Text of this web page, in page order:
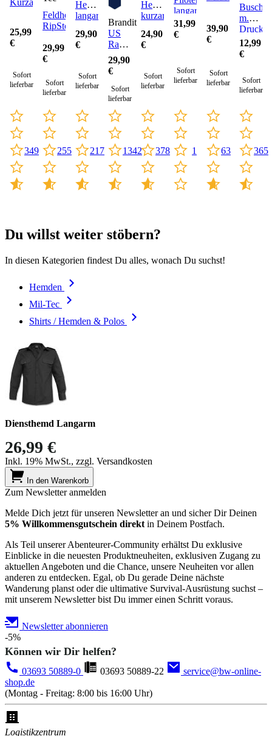
Kurzarm
25,99
€
Sofort
lieferbar
349
Feldhemd
RipStop
29,99
€
Sofort
lieferbar
255
Hemd
langarm
29,90
€
Sofort
lieferbar
217
Brandit
US
Ranger
Hose
29,90
€
Sofort
lieferbar
1342
Hemd
kurzarm
24,90
€
Sofort
lieferbar
378
langarm
31,99
€
Sofort
lieferbar
1
39,90
€
Sofort
lieferbar
63
m.
12,99
€
Sofort
lieferbar
365
Du willst weiter stöbern?
In diesen Kategorien findest Du alles, wonach Du suchst!
Hemden
Mil-Tec
Shirts / Hemden & Polos
Diensthemd Langarm
26,99 €
Inkl. 19% MwSt., zzgl. Versandkosten
In den Warenkorb
Zum Newsletter anmelden
Melde Dich jetzt für unseren Newsletter an und sicher Dir Deinen
5% Willkommensgutschein direkt in Deinem Postfach.
Als Teil unserer Abenteurer-Community erhältst Du exklusive
Einblicke in die neuesten Produktneuheiten, exklusiven Zugang zu
aktuellen Angeboten und die Chance, unsere Neuheiten vor allen
anderen zu entdecken. Egal, ob Du gerade Deine nächste
Wanderung planst oder die ultimative Survival-Ausrüstung suchst –
mit unserem Newsletter bist Du immer einen Schritt voraus.
Newsletter abonnieren
-5%
Können wir Dir helfen?
03693 50889-0 03693 50889-22
service@bw-online-
shop.de
(Montag - Freitag: 8:00 bis 16:00 Uhr)
Logistikzentrum